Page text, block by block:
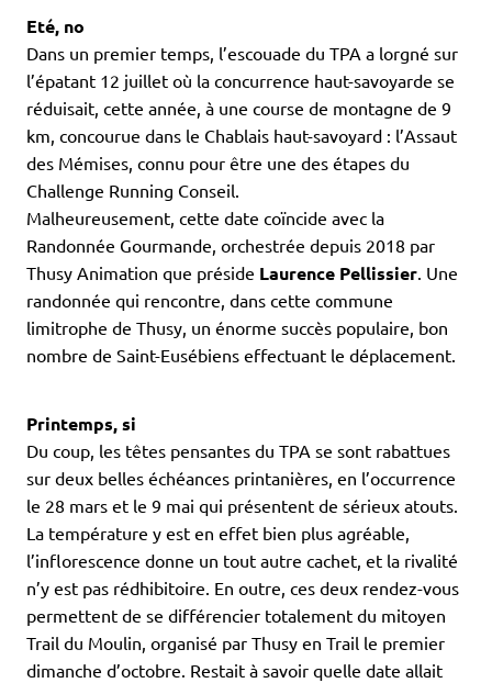
Eté, no
Dans un premier temps, l’escouade du TPA a lorgné sur
l’épatant 12 juillet où la concurrence haut-savoyarde se
réduisait, cette année, à une course de montagne de 9
km, concourue dans le Chablais haut-savoyard : l’Assaut
des Mémises, connu pour être une des étapes du
Challenge Running Conseil.
Malheureusement, cette date coïncide avec la
Randonnée Gourmande, orchestrée depuis 2018 par
Thusy Animation que préside Laurence Pellissier. Une
randonnée qui rencontre, dans cette commune
limitrophe de Thusy, un énorme succès populaire, bon
nombre de Saint-Eusébiens effectuant le déplacement.
Printemps, si
Du coup, les têtes pensantes du TPA se sont rabattues
sur deux belles échéances printanières, en l’occurrence
le 28 mars et le 9 mai qui présentent de sérieux atouts.
La température y est en effet bien plus agréable,
l’inflorescence donne un tout autre cachet, et la rivalité
n’y est pas rédhibitoire. En outre, ces deux rendez-vous
permettent de se différencier totalement du mitoyen
Trail du Moulin, organisé par Thusy en Trail le premier
dimanche d’octobre. Restait à savoir quelle date allait